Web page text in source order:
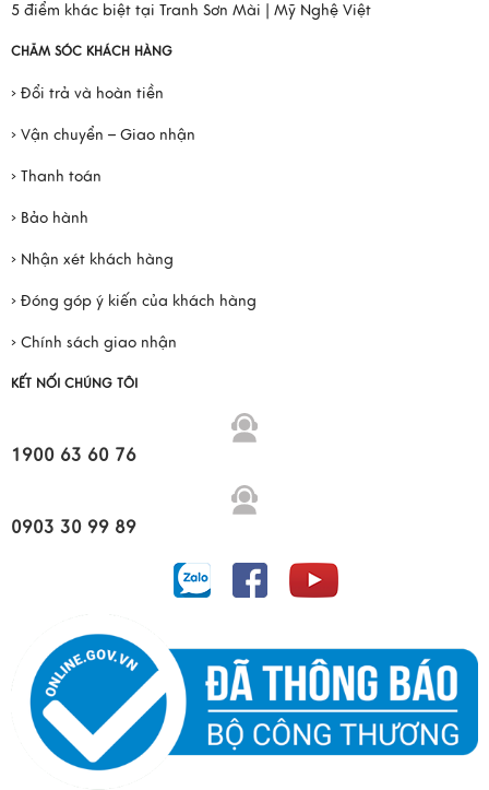
5 điểm khác biệt tại Tranh Sơn Mài | Mỹ Nghệ Việt
CHĂM SÓC KHÁCH HÀNG
› Đổi trả và hoàn tiền
› Vận chuyển – Giao nhận
› Thanh toán
› Bảo hành
› Nhận xét khách hàng
› Đóng góp ý kiến của khách hàng
› Chính sách giao nhận
KẾT NỐI CHÚNG TÔI
1900 63 60 76
0903 30 99 89